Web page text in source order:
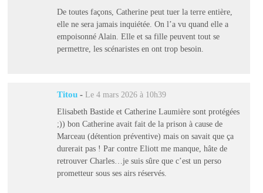
De toutes façons, Catherine peut tuer la terre entière,
elle ne sera jamais inquiétée. On l’a vu quand elle a
empoisonné Alain. Elle et sa fille peuvent tout se
permettre, les scénaristes en ont trop besoin.
Titou - Le 4 mars 2026 à 10h39
Elisabeth Bastide et Catherine Laumière sont protégées
;)) bon Catherine avait fait de la prison à cause de
Marceau (détention préventive) mais on savait que ça
durerait pas ! Par contre Eliott me manque, hâte de
retrouver Charles…je suis sûre que c’est un perso
prometteur sous ses airs réservés.